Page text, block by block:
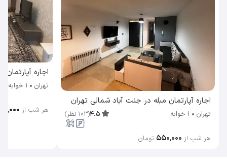
اجاره آپارتمان مبله در جنت آباد شمالی تهران
تهران 1 خوابه 4.5
(
103 نظر)
هر شب از ۵۵۰٬۰۰۰ تومان
اجاره
تهران 1 خوابه
هر شب از